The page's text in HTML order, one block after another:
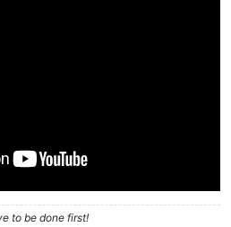
to be done first!